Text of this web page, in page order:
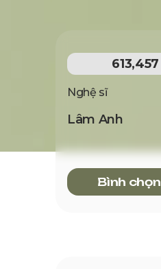
613,457
Nghệ sĩ
Lâm Anh
Bình chọn